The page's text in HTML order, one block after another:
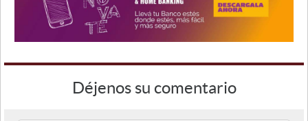
Déjenos su comentario